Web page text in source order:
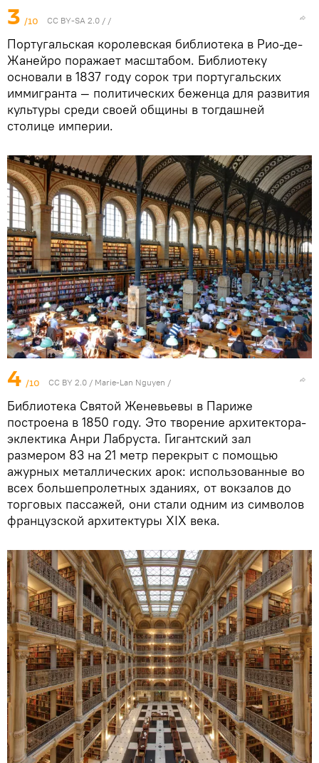
3 /10 CC BY-SA 2.0 / /
Португальская королевская библиотека в Рио-де-
Жанейро поражает масштабом. Библиотеку
основали в 1837 году сорок три португальских
иммигранта — политических беженца для развития
культуры среди своей общины в тогдашней
столице империи.
4 /10 CC BY 2.0 / Marie-Lan Nguyen /
Библиотека Cвятой Женевьевы в Париже
построена в 1850 году. Это творение архитектора-
эклектика Анри Лабруста. Гигантский зал
размером 83 на 21 метр перекрыт с помощью
ажурных металлических арок: использованные во
всех большепролетных зданиях, от вокзалов до
торговых пассажей, они стали одним из символов
французской архитектуры XIX века.